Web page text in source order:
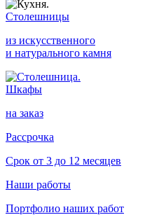
Столешницы
из искусственного
и натурального камня
Шкафы
на заказ
Рассрочка
Срок от 3 до 12 месяцев
Наши работы
Портфолио наших работ